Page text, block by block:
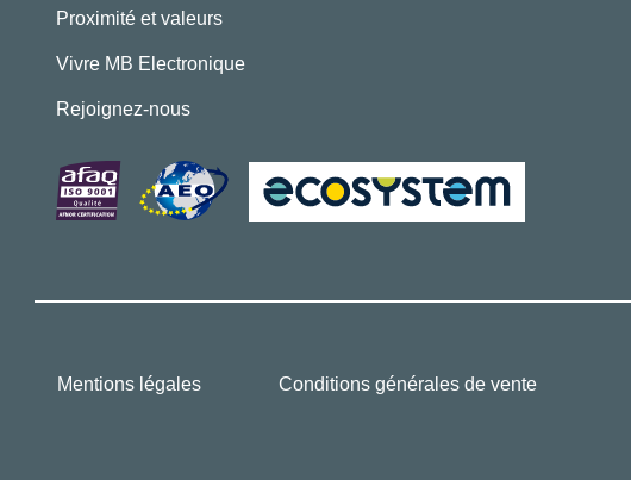
Proximité et valeurs
Vivre MB Electronique
Rejoignez-nous
Mentions légales Conditions générales de vente